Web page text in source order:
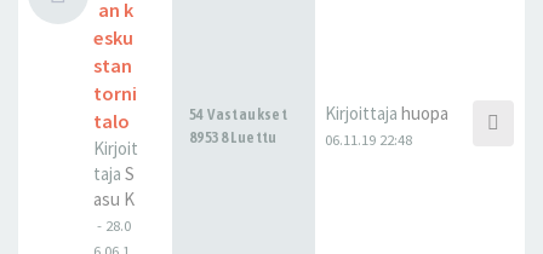
an k
esku
stan
torni
talo
Kirjoit
taja S
asu K
- 28.0
54 Vastaukset
89538 Luettu
Kirjoittaja huopa
06.11.19 22:48